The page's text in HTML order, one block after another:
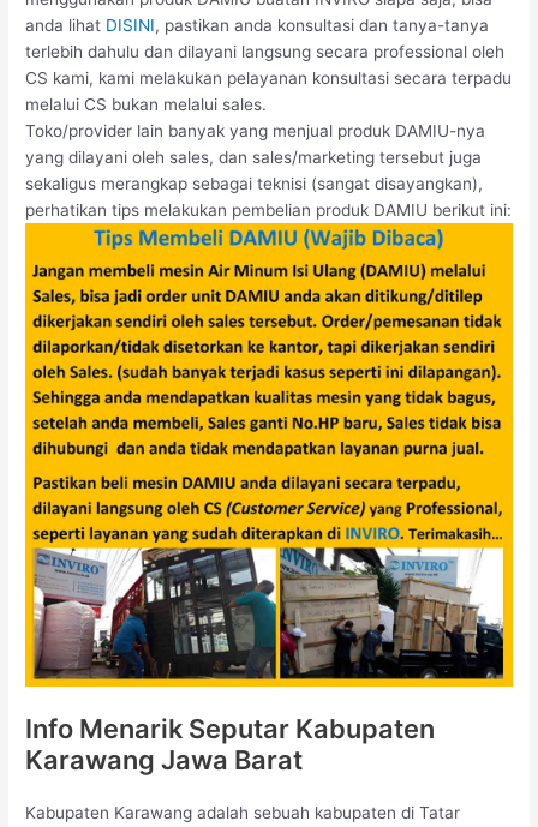
anda lihat DISINI, pastikan anda konsultasi dan tanya-tanya
terlebih dahulu dan dilayani langsung secara professional oleh
CS kami, kami melakukan pelayanan konsultasi secara terpadu
melalui CS bukan melalui sales.
Toko/provider lain banyak yang menjual produk DAMIU-nya
yang dilayani oleh sales, dan sales/marketing tersebut juga
sekaligus merangkap sebagai teknisi (sangat disayangkan),
perhatikan tips melakukan pembelian produk DAMIU berikut ini:
Info Menarik Seputar Kabupaten
Karawang Jawa Barat
Kabupaten Karawang adalah sebuah kabupaten di Tatar